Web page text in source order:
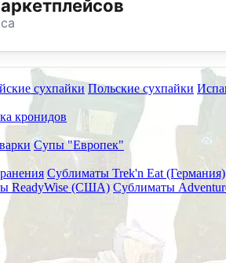
сухпайки Польские сухпайки
кронидов
Супы "Европек"
Сублиматы Trek'n Eat (Германия)
ReadyWise (США) Сублиматы
работать на самовывоз в
питьевой воды
таблетки для